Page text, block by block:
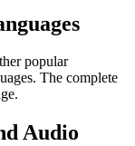
popular
The complete
Audio